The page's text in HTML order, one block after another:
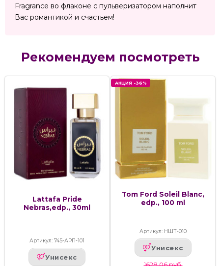
Fragrance во флаконе с пульверизатором наполнит
Вас романтикой и счастьем!
Рекомендуем посмотреть
Lattafa Pride
Nebras,edp., 30ml
Артикул: 745-АРП-101
Унисекс
АКЦИЯ -36%
Tom Ford Soleil Blanc,
edp., 100 ml
Артикул: НШТ-010
Унисекс